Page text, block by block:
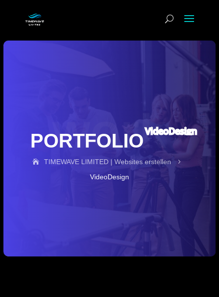
PORTFOLIOVideoDesign
TIMEWAVE LIMITED | Websites erstellen 5
VideoDesign